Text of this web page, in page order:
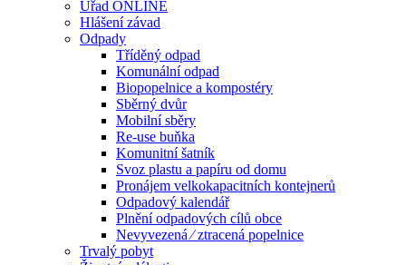
Úřad ONLINE
Hlášení závad
Odpady
Tříděný odpad
Komunální odpad
Biopopelnice a kompostéry
Sběrný dvůr
Mobilní sběry
Re-use buňka
Komunitní šatník
Svoz plastu a papíru od domu
Pronájem velkokapacitních kontejnerů
Odpadový kalendář
Plnění odpadových cílů obce
Nevyvezená ⁄ ztracená popelnice
Trvalý pobyt